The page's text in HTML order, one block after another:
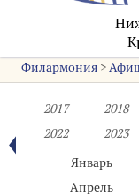
Филармония>
2017 2018
2022
2023
Январь
Апрель